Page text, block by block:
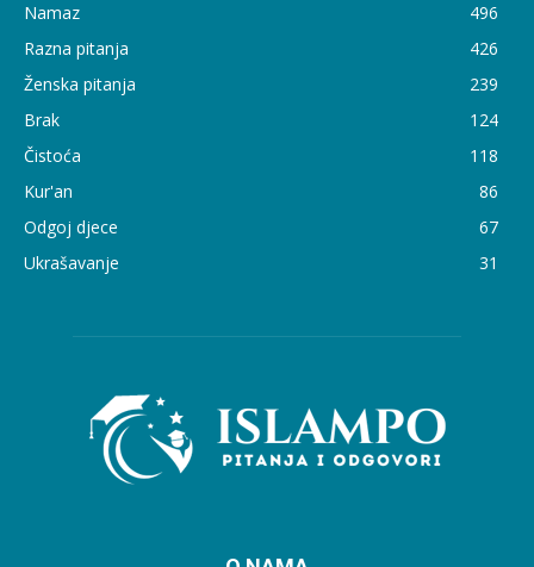
Namaz
496
Razna pitanja
426
Ženska pitanja
239
Brak
124
Čistoća
118
Kur'an
86
Odgoj djece
67
Ukrašavanje
31